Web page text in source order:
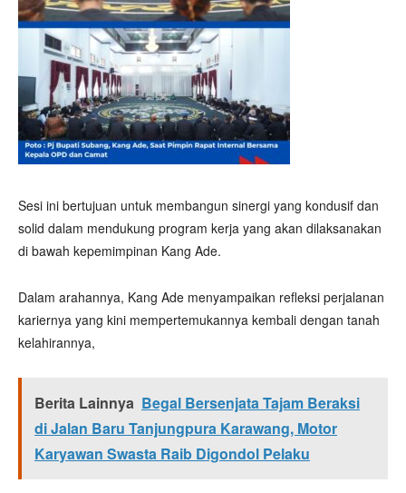
Sesi ini bertujuan untuk membangun sinergi yang kondusif dan
solid dalam mendukung program kerja yang akan dilaksanakan
di bawah kepemimpinan Kang Ade.
Dalam arahannya, Kang Ade menyampaikan refleksi perjalanan
kariernya yang kini mempertemukannya kembali dengan tanah
kelahirannya,
Berita Lainnya Begal Bersenjata Tajam Beraksi
di Jalan Baru Tanjungpura Karawang, Motor
Karyawan Swasta Raib Digondol Pelaku